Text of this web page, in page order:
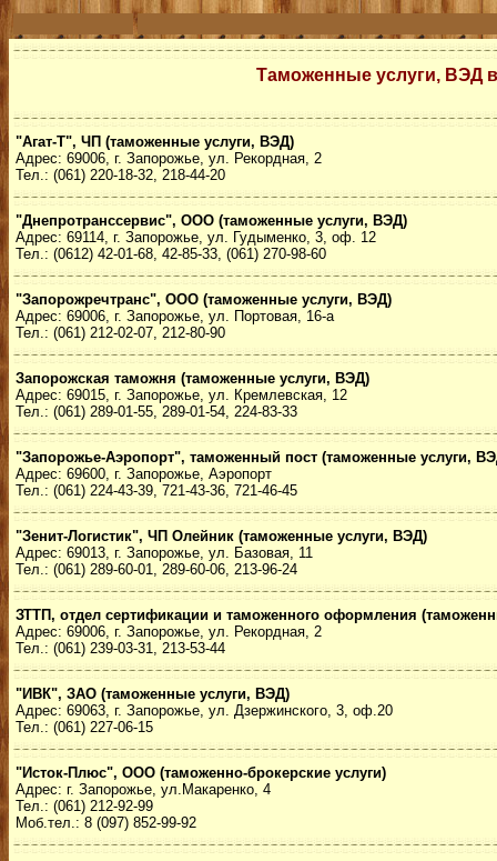
Таможенные услуги, ВЭД
"Агат-Т", ЧП (таможенные услуги, ВЭД)
Адрес: 69006, г. Запорожье, ул. Рекордная, 2
Тел.: (061) 220-18-32, 218-44-20
"Днепротранссервис", ООО (таможенные услуги, ВЭД)
Адрес: 69114, г. Запорожье, ул. Гудыменко, 3, оф. 12
Тел.: (0612) 42-01-68, 42-85-33, (061) 270-98-60
"Запорожречтранс", ООО (таможенные услуги, ВЭД)
Адрес: 69006, г. Запорожье, ул. Портовая, 16-а
Тел.: (061) 212-02-07, 212-80-90
Запорожская таможня (таможенные услуги, ВЭД)
Адрес: 69015, г. Запорожье, ул. Кремлевская, 12
Тел.: (061) 289-01-55, 289-01-54, 224-83-33
"Запорожье-Аэропорт", таможенный пост (таможенные услуги,
Адрес: 69600, г. Запорожье, Аэропорт
Тел.: (061) 224-43-39, 721-43-36, 721-46-45
"Зенит-Логистик", ЧП Олейник (таможенные услуги, ВЭД)
Адрес: 69013, г. Запорожье, ул. Базовая, 11
Тел.: (061) 289-60-01, 289-60-06, 213-96-24
ЗТТП, отдел сертификации и таможенного оформления
Адрес: 69006, г. Запорожье, ул. Рекордная, 2
Тел.: (061) 239-03-31, 213-53-44
"ИВК", ЗАО (таможенные услуги, ВЭД)
Адрес: 69063, г. Запорожье, ул. Дзержинского, 3, оф.20
Тел.: (061) 227-06-15
"Исток-Плюс", ООО (таможенно-брокерские услуги)
Адрес: г. Запорожье, ул.Макаренко, 4
Тел.: (061) 212-92-99
Моб.тел.: 8 (097) 852-99-92